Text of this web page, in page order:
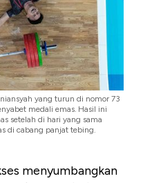
yang turun di nomor 73
medali emas. Hasil ini
setelah di hari yang sama
di cabang panjat tebing.
menyumbangkan